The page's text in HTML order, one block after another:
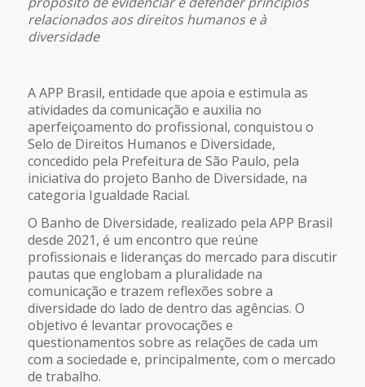
relacionados aos direitos humanos e à
diversidade
A APP Brasil, entidade que apoia e estimula as
atividades da comunicação e auxilia no
aperfeiçoamento do profissional, conquistou o
Selo de Direitos Humanos e Diversidade,
concedido pela Prefeitura de São Paulo, pela
iniciativa do projeto Banho de Diversidade, na
categoria Igualdade Racial.
O Banho de Diversidade, realizado pela APP Brasil
desde 2021, é um encontro que reúne
profissionais e lideranças do mercado para discutir
pautas que englobam a pluralidade na
comunicação e trazem reflexões sobre a
diversidade do lado de dentro das agências. O
objetivo é levantar provocações e
questionamentos sobre as relações de cada um
com a sociedade e, principalmente, com o mercado
de trabalho.